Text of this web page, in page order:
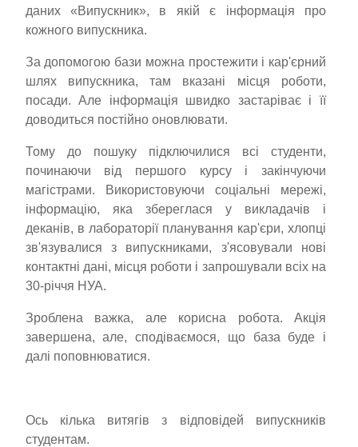
даних «Випускник», в якій є інформація про
кожного випускника.
За допомогою бази можна простежити і кар'єрний
шлях випускника, там вказані місця роботи,
посади. Але інформація швидко застаріває і її
доводиться постійно оновлювати.
Тому до пошуку підключилися всі студенти,
починаючи від першого курсу і закінчуючи
магістрами. Використовуючи соціальні мережі,
інформацію, яка збереглася у викладачів і
деканів, в лабораторії планування кар'єри, хлопці
зв'язувалися з випускниками, з'ясовували нові
контактні дані, місця роботи і запрошували всіх на
30-річчя НУА.
Зроблена важка, але корисна робота. Акція
завершена, але, сподіваємося, що база буде і
далі поповнюватися.
Ось кілька витягів з відповідей випускників
студентам.